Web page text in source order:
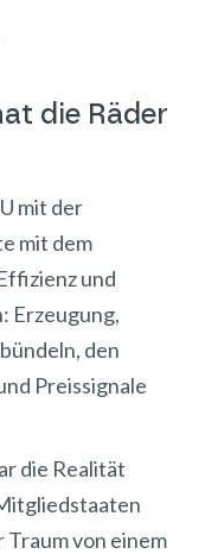
die Räder
mit der
mit dem
und
Erzeugung,
den
Preissignale
die Realität
von einem